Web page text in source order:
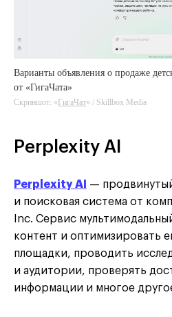
Варианты объявления о продаже
от «ГигаЧата»
Скриншот: « ГигаЧат» / Skillbox Media
ГигаЧат
Perplexity AI
Perplexity AI
—
и поисковая система от
Inc. Сервис
контент и оптимизировать
площадки, проводить
и аудитории, проверять
информации и многое